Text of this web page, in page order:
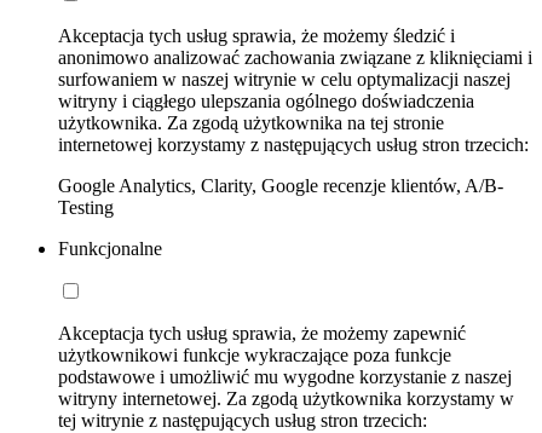
Akceptacja tych usług sprawia, że możemy śledzić i
anonimowo analizować zachowania związane z kliknięciami i
surfowaniem w naszej witrynie w celu optymalizacji naszej
witryny i ciągłego ulepszania ogólnego doświadczenia
użytkownika. Za zgodą użytkownika na tej stronie
internetowej korzystamy z następujących usług stron trzecich:
Google Analytics, Clarity, Google recenzje klientów, A/B-
Testing
Funkcjonalne
Akceptacja tych usług sprawia, że możemy zapewnić
użytkownikowi funkcje wykraczające poza funkcje
podstawowe i umożliwić mu wygodne korzystanie z naszej
witryny internetowej. Za zgodą użytkownika korzystamy w
tej witrynie z następujących usług stron trzecich: